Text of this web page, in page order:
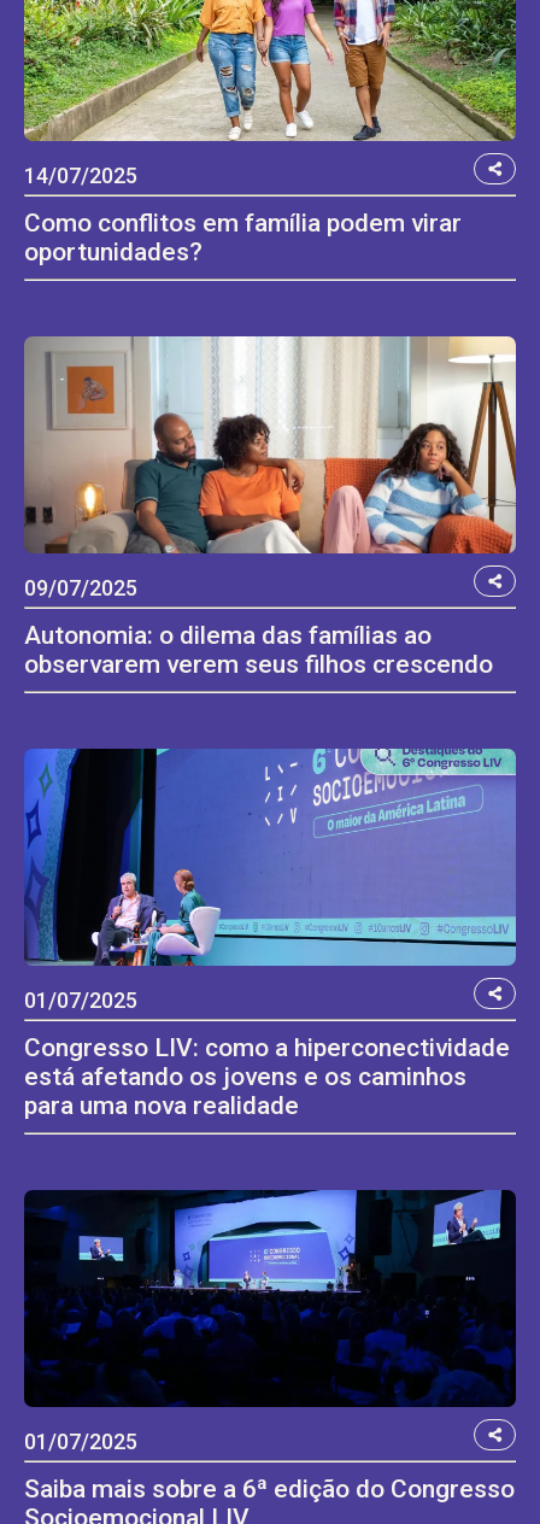
14/07/2025
Como conflitos em família podem virar
oportunidades?
09/07/2025
Autonomia: o dilema das famílias ao
observarem verem seus filhos crescendo
01/07/2025
Congresso LIV: como a hiperconectividade
está afetando os jovens e os caminhos
para uma nova realidade
01/07/2025
Saiba mais sobre a 6ª edição do Congresso
Socioemocional LIV